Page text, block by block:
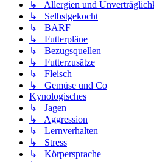
↳ Allergien und
↳ Selbstgekocht
↳ BARF
↳ Futterpläne
↳ Bezugsquellen
↳ Futterzusätze
↳ Fleisch
↳ Gemüse und Co
Kynologisches
↳ Jagen
↳ Aggression
↳ Lernverhalten
↳ Stress
↳ Körpersprache